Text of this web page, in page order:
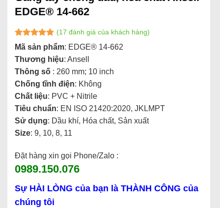
EDGE® 14-662
5.00trên 5
dựa trên
17
đánh giá
(17 đánh giá của khách hàng)
Mã sản phẩm: EDGE® 14-662
Thương hiệu: Ansell
Thông số : 260 mm; 10 inch
Chống tĩnh điện: Không
Chất liệu: PVC + Nitrile
Tiêu chuẩn: EN ISO 21420:2020, JKLMPT
Sử dụng: Dầu khí, Hóa chất, Sản xuất
Size: 9, 10, 8, 11
Đặt hàng xin gọi Phone/Zalo :
0989.150.076
Sự HÀI LÒNG của bạn là THÀNH CÔNG của
chúng tôi